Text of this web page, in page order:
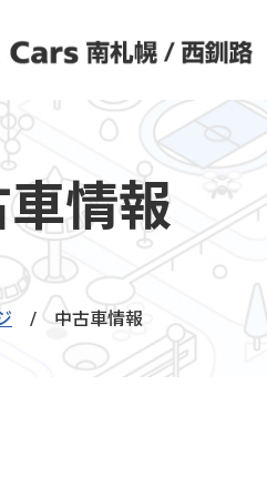
車情報
/ 中古車情報